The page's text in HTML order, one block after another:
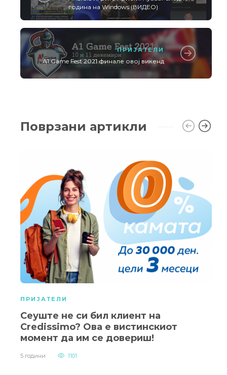
година на Windows (ВИДЕО)
ПРИЈАТЕЛИ
А1 Game Fest 2021 финале овој викенд
Поврзани артикли
ПРИЈАТЕЛИ
Сеуште не си бил клиент на
Credissimo? Ова е вистинскиот
момент да им се довериш!
5 години 1101